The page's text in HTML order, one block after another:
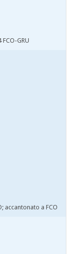
GRU
accantonato a FCO